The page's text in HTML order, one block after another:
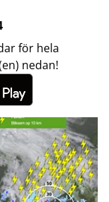
för hela
nedan!